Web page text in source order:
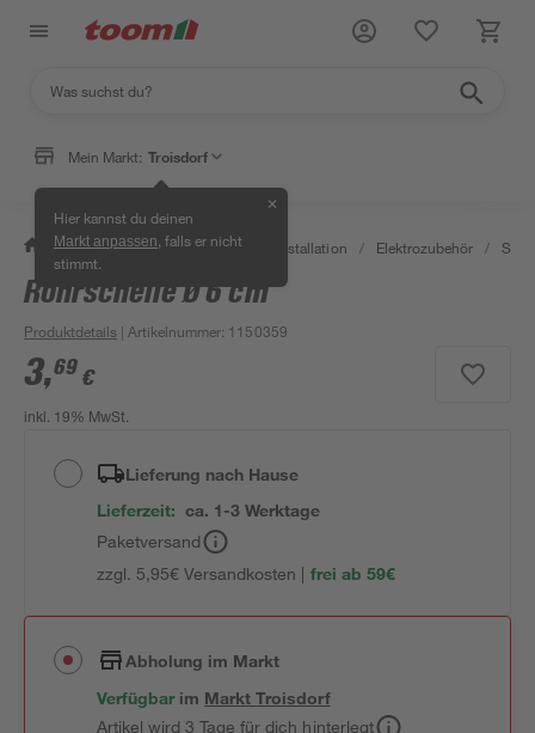
Mein Markt: Troisdorf
Hier kannst du deinen
Markt anpassen , falls er nicht
stimmt.
✕
/ Bauen & Renovieren / Elektroinstallation / Elektrozubehör /
Rohrschelle Ø 6 cm
Produktdetails | Artikelnummer: 1150359
3,69 €
inkl. 19% MwSt.
Lieferung nach Hause
Lieferzeit: ca. 1-3 Werktage
Paketversand
zzgl. 5,95€ Versandkosten | frei ab 59€
Abholung im Markt
Verfügbar im MarktTroisdorf
Artikel wird 3 Tage für dich hinterlegt